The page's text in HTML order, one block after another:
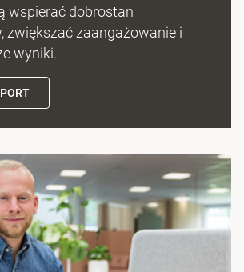
wspierać dobrostan
zwiększać zaangażowanie i
wyniki.